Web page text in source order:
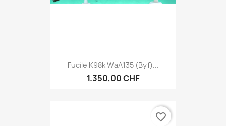
Fucile K98k WaA135 (byf)...
1.350,00 CHF
favorite_border